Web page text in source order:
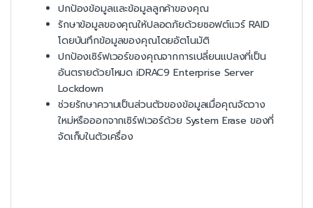
ปกป้องข้อมูลและข้อมูลลูกค้าของคุณ
รักษาข้อมูลของคุณให้ปลอดภัยด้วยซอฟต์แวร์ RAID
โดยบันทึกข้อมูลของคุณโดยอัตโนมัติ
ปกป้องเซิร์ฟเวอร์ของคุณจากการเปลี่ยนแปลงที่เป็น
อันตรายด้วยโหมด iDRAC9 Enterprise Server
Lockdown
ช่วยรักษาความเป็นส่วนตัวของข้อมูลเมื่อคุณจัดวาง
ใหม่หรือออกจากเซิร์ฟเวอร์ด้วย System Erase ของที่
จัดเก็บในตัวเครื่อง